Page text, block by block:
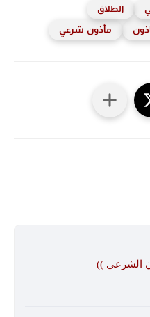
الطلاق
مأذون شرعي
الشرعي ))